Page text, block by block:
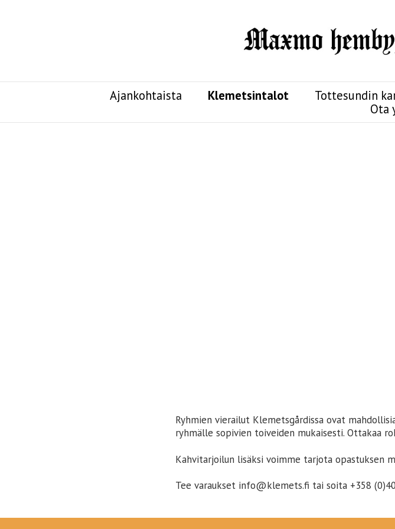
Ajankohtaista Klemetsintalot Tottesundin
Ota
Ryhmien vierailut Klemetsgårdissa ovat
ryhmälle sopivien toiveiden mukaisesti. Ottakaa
Kahvitarjoilun lisäksi voimme tarjota opastuksen
Tee varaukset info@klemets.fi tai soita +358